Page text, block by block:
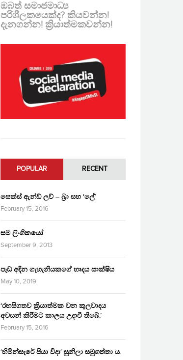
ඔබත් සමාජමාධ්‍ය
පරිශීලකයෙක්ද? කියවන්න!
දැනගන්න! ක්‍රියාත්මකවන්න!
POPULAR RECENT
සෙක්ස් ඇන්ඩ් ලව් – බ්‍රා සහ ‘ලේ’
February 15, 2016
සම ලිංගිකයෝ
September 9, 2013
පෑඩ් අඳින ගැහැනියකගේ හෘදය සාක්ෂිය
May 10, 2019
‘රහසිගතව ක්‍රියාත්මක වන කුලවාදය
අවසන් කිරීමට කාලය උදාවී තිබේ.’
February 15, 2016
‘හිමින්සැරේ පියා විදා‘ සුනිලා සමුගත්තා ය.